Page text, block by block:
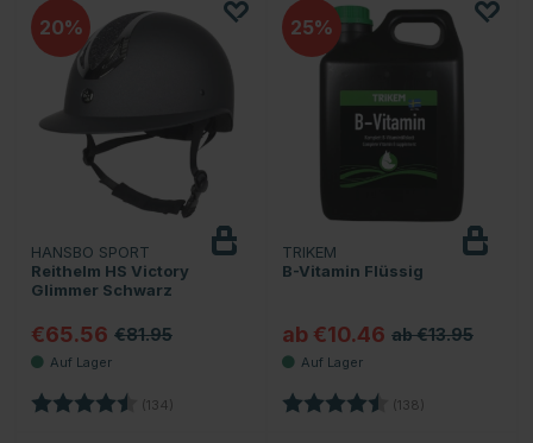
20
HANSBO SPORT
Reithelm HS Victory
Glimmer Schwarz
€65.56 €81.95
Bewertung: (134) 4.6 von 5 Sternen
25
TRIKEM
B-Vitamin Flüssig
ab €10.46 ab €13.95
Bewertung: (138)